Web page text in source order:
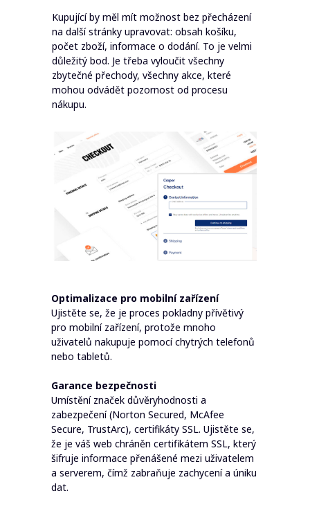
Optimalizace pro mobilní zařízení
Ujistěte se, že je proces pokladny přívětivý
pro mobilní zařízení, protože mnoho
uživatelů nakupuje pomocí chytrých telefonů
nebo tabletů.
Garance bezpečnosti
Umístění značek důvěryhodnosti a
zabezpečení (Norton Secured, McAfee
Secure, TrustArc), certifikáty SSL. Ujistěte se,
že je váš web chráněn certifikátem SSL, který
šifruje informace přenášené mezi uživatelem
a serverem, čímž zabraňuje zachycení a úniku
dat.
Kupující by měl mít možnost bez přecházení
na další stránky upravovat: obsah košíku,
počet zboží, informace o dodání. To je velmi
důležitý bod. Je třeba vyloučit všechny
zbytečné přechody, všechny akce, které
mohou odvádět pozornost od procesu
nákupu.